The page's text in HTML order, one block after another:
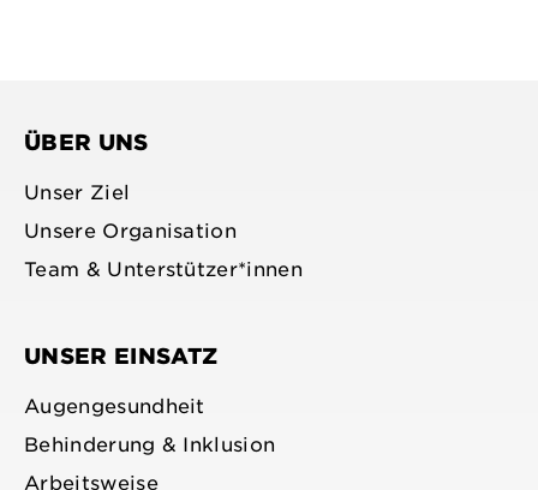
ÜBER UNS
Unser Ziel
Unsere Organisation
Team & Unterstützer*innen
UNSER EINSATZ
Augengesundheit
Behinderung & Inklusion
Arbeitsweise